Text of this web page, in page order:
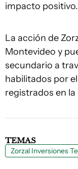
impacto positivo.
La acción de
Montevideo y
secundario a
habilitados por
registrados en la
TEMAS
Zorzal Inversiones